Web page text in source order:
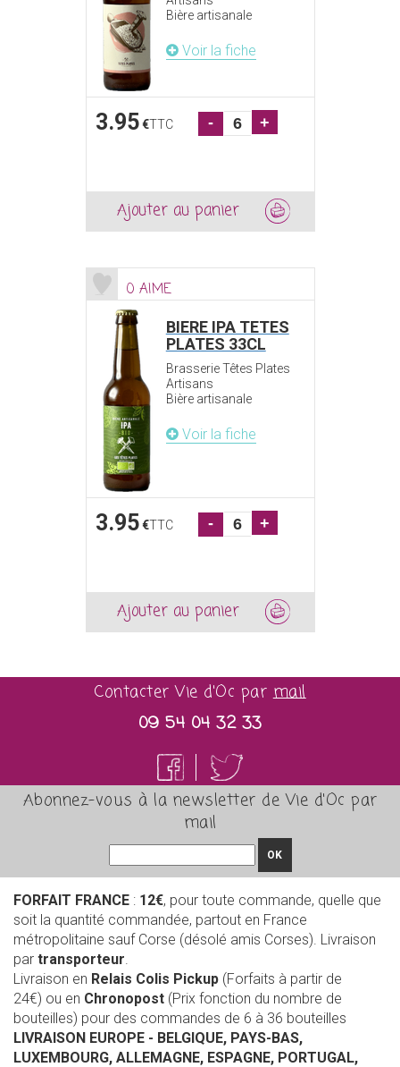
Bière artisanale
Voir la fiche
3.95 €TTC - +
Ajouter au panier
0 AIME
BIERE IPA TETES
PLATES 33CL
Brasserie Têtes Plates
Artisans
Bière artisanale
Voir la fiche
3.95 €TTC - +
Ajouter au panier
Contacter Vie d'Oc parmail
09 54 04 32 33
Abonnez-vous à la newsletter de Vie d'Oc par
mail
OK
FORFAIT FRANCE : 12€, pour toute commande, quelle que
soit la quantité commandée, partout en France
métropolitaine sauf Corse (désolé amis Corses). Livraison
par transporteur.
Livraison en Relais Colis Pickup (Forfaits à partir de
24€) ou en Chronopost (Prix fonction du nombre de
bouteilles) pour des commandes de 6 à 36 bouteilles
LIVRAISON EUROPE - BELGIQUE, PAYS-BAS,
LUXEMBOURG, ALLEMAGNE, ESPAGNE, PORTUGAL,